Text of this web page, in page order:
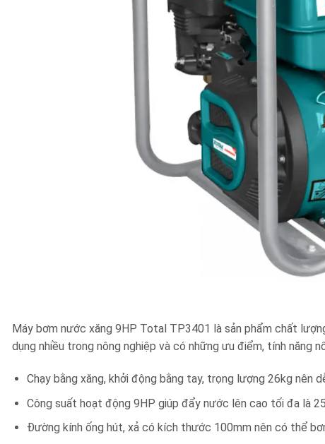
Máy bơm nước xăng 9HP Total TP3401 là sản phẩm chất
dụng nhiều trong nông nghiệp và có những ưu điểm, tính năng
Chạy bằng xăng, khởi động bằng tay, trọng lượng 26kg nên
Công suất hoạt động 9HP giúp đẩy nước lên cao tối đa là
Đường kính ống hút, xả có kích thước 100mm nên có thể